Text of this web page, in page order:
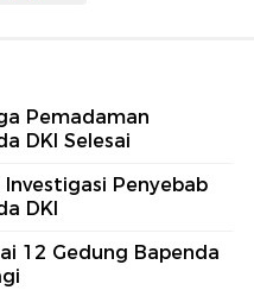
Pemadaman
DKI Selesai
Penyebab
DKI
12 Gedung Bapenda